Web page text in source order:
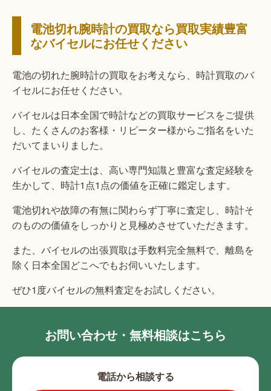
電池切れ腕時計の買取なら買取実績豊富
なバイセルにお任せください
電池の切れた腕時計の買取をお考えなら、時計買取のバ
イセルにお任せください。
バイセルは日本全国で時計などの買取サービスをご提供
し、たくさんのお客様・リピーター様からご指名をいた
だいてまいりました。
バイセルの査定士は、高い専門知識と豊富な査定経験を
生かして、時計1点1点の価値を正確に鑑定します。
電池切れや故障の有無に関わらず丁寧に査定し、時計そ
のものの価値をしっかりと見極めさせていただきます。
また、バイセルの出張買取は手数料完全無料で、離島を
除く日本全国どこへでもお伺いいたします。
ぜひ1度バイセルの無料査定をお試しください。
お問い合わせ・無料相談はこちら
電話から相談する